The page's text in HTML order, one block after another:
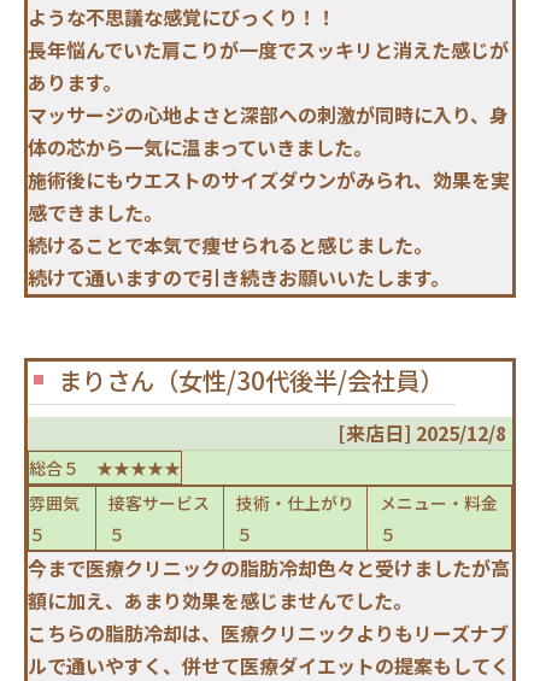
ような不思議な感覚にびっくり！！
長年悩んでいた肩こりが一度でスッキリと消えた感じが
あります。
マッサージの心地よさと深部への刺激が同時に入り、身
体の芯から一気に温まっていきました。
施術後にもウエストのサイズダウンがみられ、効果を実
感できました。
続けることで本気で痩せられると感じました。
続けて通いますので引き続きお願いいたします。
まりさん（女性/30代後半/会社員）
[来店日] 2025/12/8
総合５ ★★★★★
雰囲気
５
接客サービス
５
技術・仕上がり
５
メニュー・料金
５
今まで医療クリニックの脂肪冷却色々と受けましたが高
額に加え、あまり効果を感じませんでした。
こちらの脂肪冷却は、医療クリニックよりもリーズナブ
ルで通いやすく、併せて医療ダイエットの提案もしてく